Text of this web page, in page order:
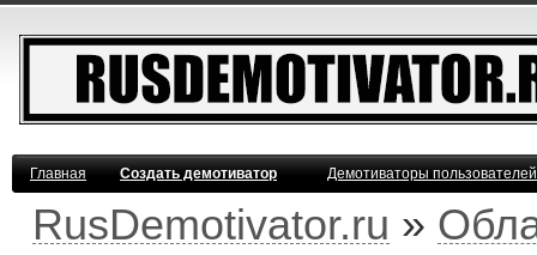
Главная Создать демотиватор Демотиваторы
RusDemotivator.ru »